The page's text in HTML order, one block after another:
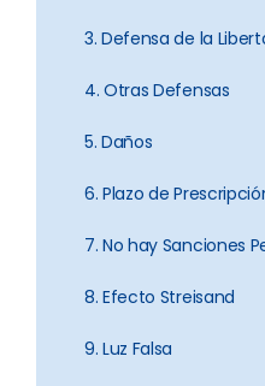
3. Defensa de la
4. Otras Defensas
5. Daños
6. Plazo de
7. No hay Sanciones
8. Efecto Streisand
9. Luz Falsa